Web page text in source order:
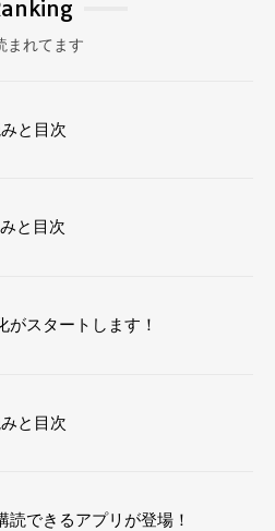
まれてます
と目次
と目次
がスタートします！
と目次
読できるアプリが登場！